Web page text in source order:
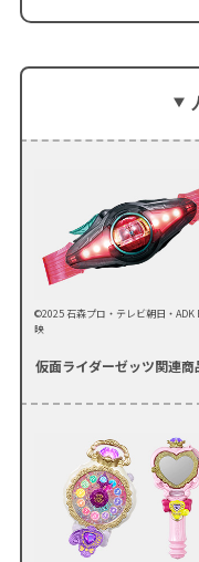
©2025 石森プロ・テレビ朝日・ADK
映
仮面ライダーゼッツ関連商